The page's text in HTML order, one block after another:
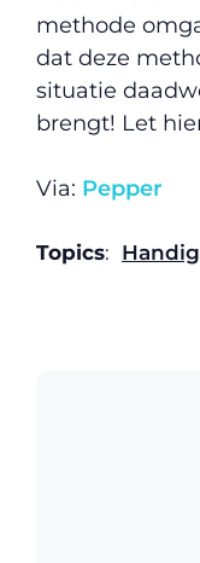
methode
dat deze
situatie
brengt! Let
Via: Pepper
Topics: Handig